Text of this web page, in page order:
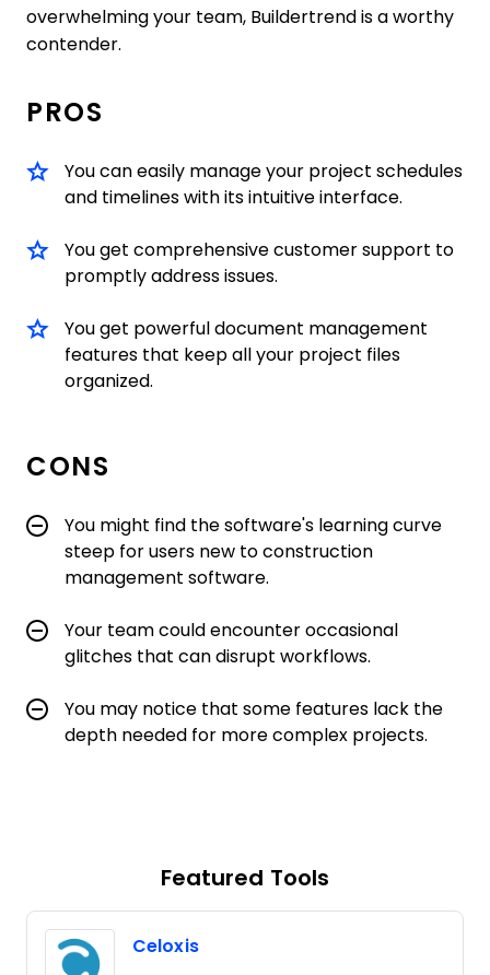
overwhelming your team, Buildertrend is a worthy
contender.
PROS
You can easily manage your project schedules
and timelines with its intuitive interface.
You get comprehensive customer support to
promptly address issues.
You get powerful document management
features that keep all your project files
organized.
CONS
You might find the software's learning curve
steep for users new to construction
management software.
Your team could encounter occasional
glitches that can disrupt workflows.
You may notice that some features lack the
depth needed for more complex projects.
Featured Tools
Celoxis